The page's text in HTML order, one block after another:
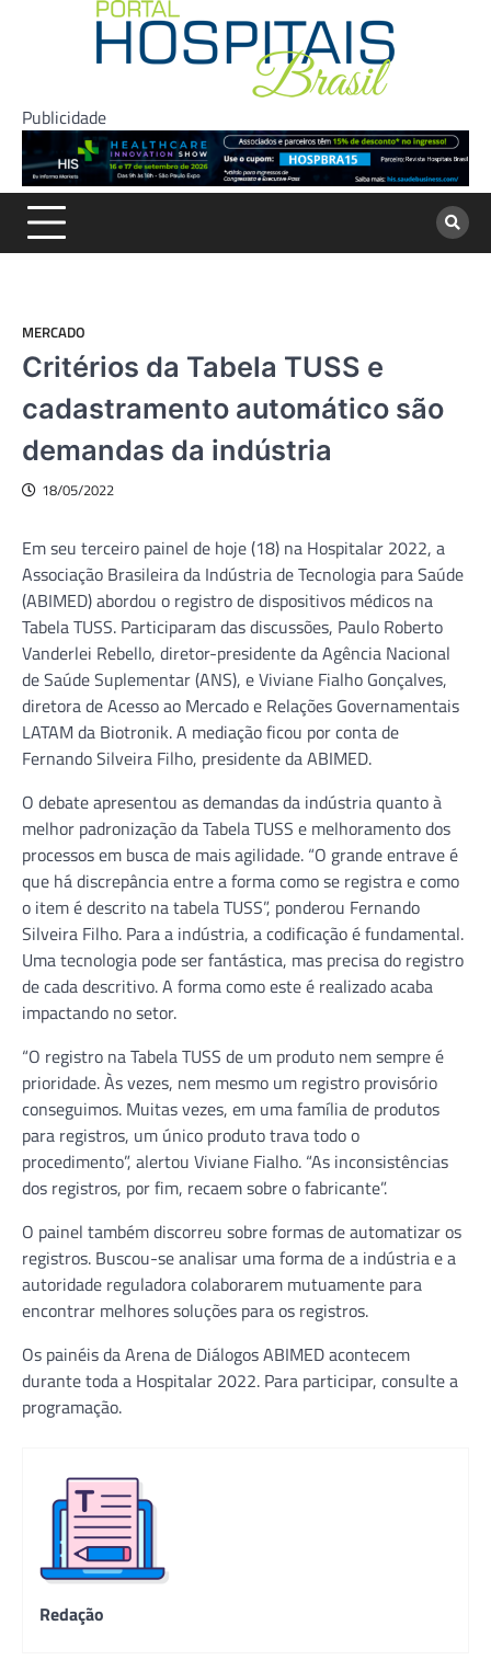
Publicidade
MERCADO
Critérios da Tabela TUSS e
cadastramento automático são
demandas da indústria
18/05/2022
Em seu terceiro painel de hoje (18) na Hospitalar 2022, a
Associação Brasileira da Indústria de Tecnologia para Saúde
(ABIMED) abordou o registro de dispositivos médicos na
Tabela TUSS. Participaram das discussões, Paulo Roberto
Vanderlei Rebello, diretor-presidente da Agência Nacional
de Saúde Suplementar (ANS), e Viviane Fialho Gonçalves,
diretora de Acesso ao Mercado e Relações Governamentais
LATAM da Biotronik. A mediação ficou por conta de
Fernando Silveira Filho, presidente da ABIMED.
O debate apresentou as demandas da indústria quanto à
melhor padronização da Tabela TUSS e melhoramento dos
processos em busca de mais agilidade. “O grande entrave é
que há discrepância entre a forma como se registra e como
o item é descrito na tabela TUSS”, ponderou Fernando
Silveira Filho. Para a indústria, a codificação é fundamental.
Uma tecnologia pode ser fantástica, mas precisa do registro
de cada descritivo. A forma como este é realizado acaba
impactando no setor.
“O registro na Tabela TUSS de um produto nem sempre é
prioridade. Às vezes, nem mesmo um registro provisório
conseguimos. Muitas vezes, em uma família de produtos
para registros, um único produto trava todo o
procedimento”, alertou Viviane Fialho. “As inconsistências
dos registros, por fim, recaem sobre o fabricante”.
O painel também discorreu sobre formas de automatizar os
registros. Buscou-se analisar uma forma de a indústria e a
autoridade reguladora colaborarem mutuamente para
encontrar melhores soluções para os registros.
Os painéis da Arena de Diálogos ABIMED acontecem
durante toda a Hospitalar 2022. Para participar, consulte a
programação.
Redação